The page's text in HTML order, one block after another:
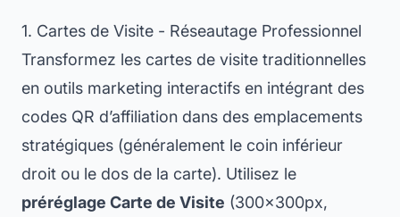
1. Cartes de Visite - Réseautage Professionnel
Transformez les cartes de visite traditionnelles
en outils marketing interactifs en intégrant des
codes QR d’affiliation dans des emplacements
stratégiques (généralement le coin inférieur
droit ou le dos de la carte). Utilisez le
préréglage Carte de Visite (300×300px,